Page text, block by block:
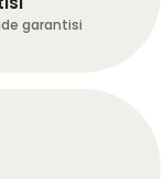
garantisi